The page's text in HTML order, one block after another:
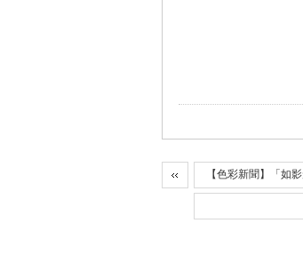
【色彩新聞】「如